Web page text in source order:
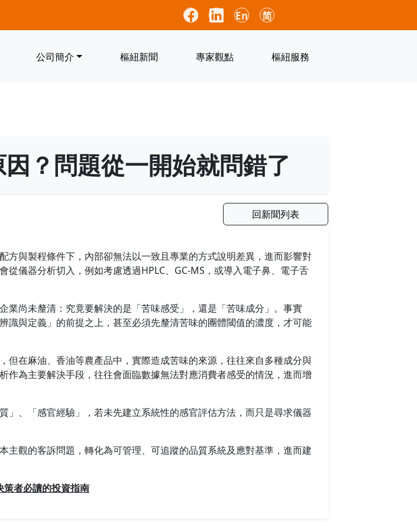
En 简
公司簡介 樞紐新聞 專家觀點 樞紐服務
？問題從一開始就問錯了
回新聞列表
與製程條件下，內部卻無法以一致且專業的方式說明差異，進而影響對
儀器分析切入，例如考慮透過HPLC、GC-MS，或導入電子鼻、電子舌
尚未釐清：究竟要解決的是「苦味感受」，還是「苦味成分」。事實
與定義」的前提之上，甚至必須先釐清苦味的團體閾值的濃度，才可能
在麻油、香油等農產品中，實際造成苦味的來源，往往來自多種成分與
為主要解決手段，往往會面臨數據無法對應消費者感受的情況，進而增
、「感官經驗」，若未先建立系統性的感官評估方法，而只是尋求儀器
觀的客訴問題，轉化為可管理、可追蹤的品質系統及應對基準，進而建
者必讀的投資指南